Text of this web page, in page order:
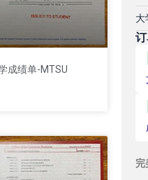
成绩单-MTSU
大
完